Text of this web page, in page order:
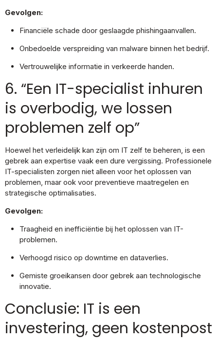
Gevolgen:
Financiële schade door geslaagde phishingaanvallen.
Onbedoelde verspreiding van malware binnen het bedrijf.
Vertrouwelijke informatie in verkeerde handen.
6. “Een IT-specialist inhuren
is overbodig, we lossen
problemen zelf op”
Hoewel het verleidelijk kan zijn om IT zelf te beheren, is een
gebrek aan expertise vaak een dure vergissing. Professionele
IT-specialisten zorgen niet alleen voor het oplossen van
problemen, maar ook voor preventieve maatregelen en
strategische optimalisaties.
Gevolgen:
Traagheid en inefficiëntie bij het oplossen van IT-
problemen.
Verhoogd risico op downtime en dataverlies.
Gemiste groeikansen door gebrek aan technologische
innovatie.
Conclusie: IT is een
investering, geen kostenpost